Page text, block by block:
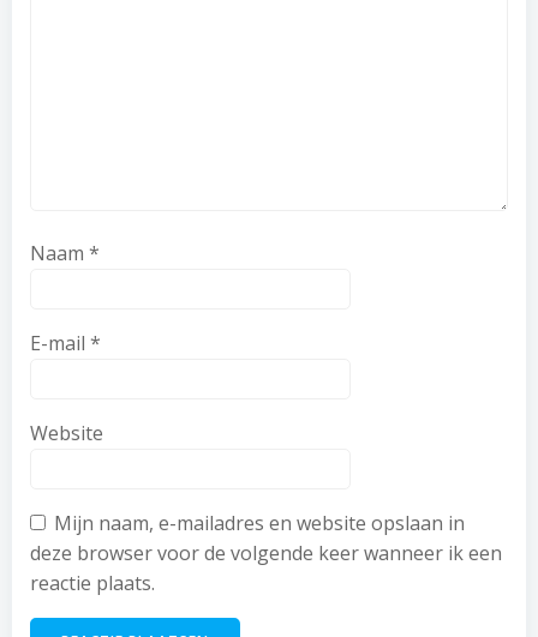
Naam *
E-mail *
Website
Mijn naam, e-mailadres en website opslaan in
deze browser voor de volgende keer wanneer ik een
reactie plaats.